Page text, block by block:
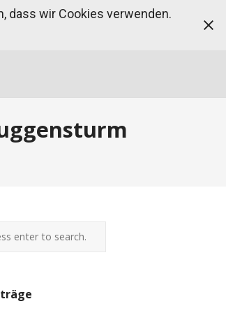
dass wir Cookies verwenden.